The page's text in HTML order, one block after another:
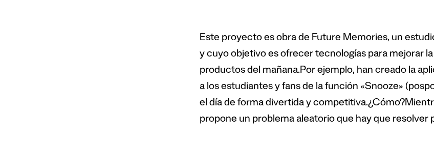
Este proyecto es obra de Future Memories, un
y cuyo objetivo es ofrecer tecnologías para mejorar
productos del mañana.Por ejemplo, han creado la
a los estudiantes y fans de la función «Snooze»
el día de forma divertida y
propone un problema aleatorio que hay que resolver